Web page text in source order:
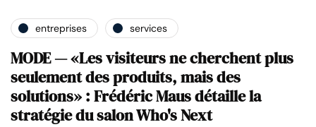
entreprises services
MODE — «Les visiteurs ne cherchent plus
seulement des produits, mais des
solutions» : Frédéric Maus détaille la
stratégie du salon Who's Next